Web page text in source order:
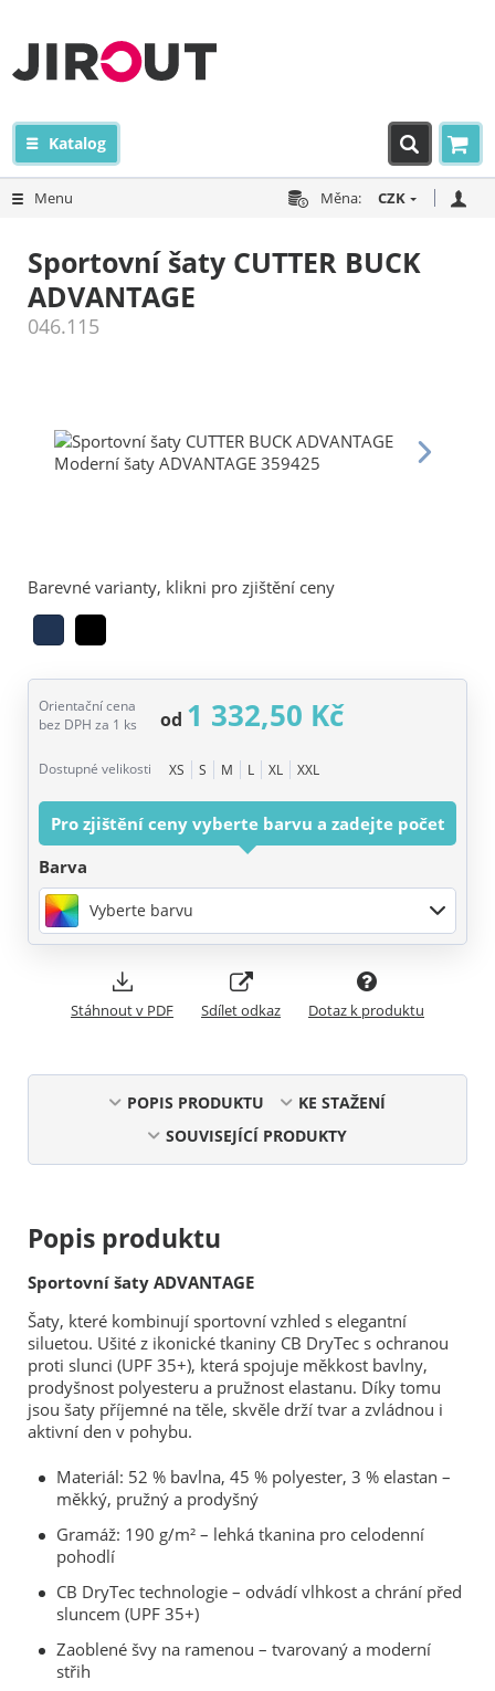
Katalog
Menu Měna: CZK
Sportovní šaty CUTTER BUCK
ADVANTAGE
046.115
Barevné varianty, klikni pro zjištění ceny
Orientační cena
bez DPH za 1 ks
od 1 332,50 Kč
Dostupné velikosti XS S M L XL XXL
Pro zjištění ceny vyberte barvu a zadejte počet
Barva
Vyberte barvu
Stáhnout v PDF Sdílet odkaz Dotaz k produktu
POPIS PRODUKTU
KE STAŽENÍ
SOUVISEJÍCÍ PRODUKTY
Popis produktu
Sportovní šaty ADVANTAGE
Šaty, které kombinují sportovní vzhled s elegantní
siluetou. Ušité z ikonické tkaniny CB DryTec s ochranou
proti slunci (UPF 35+), která spojuje měkkost bavlny,
prodyšnost polyesteru a pružnost elastanu. Díky tomu
jsou šaty příjemné na těle, skvěle drží tvar a zvládnou i
aktivní den v pohybu.
Materiál: 52 % bavlna, 45 % polyester, 3 % elastan –
měkký, pružný a prodyšný
Gramáž: 190 g/m² – lehká tkanina pro celodenní
pohodlí
CB DryTec technologie – odvádí vlhkost a chrání před
sluncem (UPF 35+)
Zaoblené švy na ramenou – tvarovaný a moderní
střih